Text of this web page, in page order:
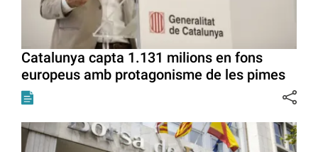
Catalunya capta 1.131 milions en fons
europeus amb protagonisme de les pimes